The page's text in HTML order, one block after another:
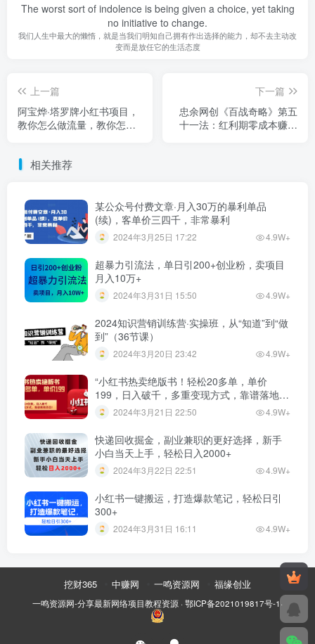
The worst sort of indolence is being given a choice, yet taking
no initiative to change.
我们人生中最大的懒惰，就是当我们明知自己拥有作出选择的能力，却不去主动改
变而是放任它的生活态度
上一篇
阿宝烨·塔罗牌小红书项目，
教你怎么做流量，教你怎么
下一篇
忠余网创《百战奇略》第五
十一法：红利期零成本赚钱
相关推荐
某公众号付费文章·月入30万的暴利单品
(续)，客单价三四千，非常暴利
2024年3月25日 17:22 4.9W+
超暴力引流法，单日引200+创业粉，卖项目
月入10万+
2024年3月31日 15:50 4.9W+
2024知识营销训练营·实操班，从“知道”到“做
到”（36节课）
2024年3月20日 23:42 4.9W+
“小红书热卖绝版书！轻松20多单，单价
199，日入破千，多重变现方式，靠谱落地项
目！”2024年3月21日 22:50 4.9W+
快递回收掘金，副业兼职的更好选择，新手
小白当天上手，轻松日入2000+
2024年3月22日 22:51 4.9W+
小红书一键搬运，打造爆款笔记，轻松日引
300+
2024年3月31日 16:11 4.9W+
挖财365 中赚网 一鸣资源网 福缘创业
一鸣资源网-分享最新网络项目教程资源 · 鄂ICP备2021019817号-1 ·